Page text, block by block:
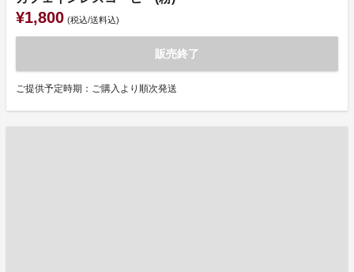
¥1,800 (税込/送料込)
販売終了
ご提供予定時期：ご購入より順次発送